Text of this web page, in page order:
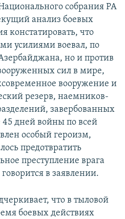
собрания РА
анализ боевых
констатировать, что
усилиями воевал, по
но и против
сил в мире,
вооружение и
резерв, наемников-
завербованных
45 дней войны по всей
особый героизм,
предотвратить
преступление врага
в заявлении.
что в тыловой
боевых действиях